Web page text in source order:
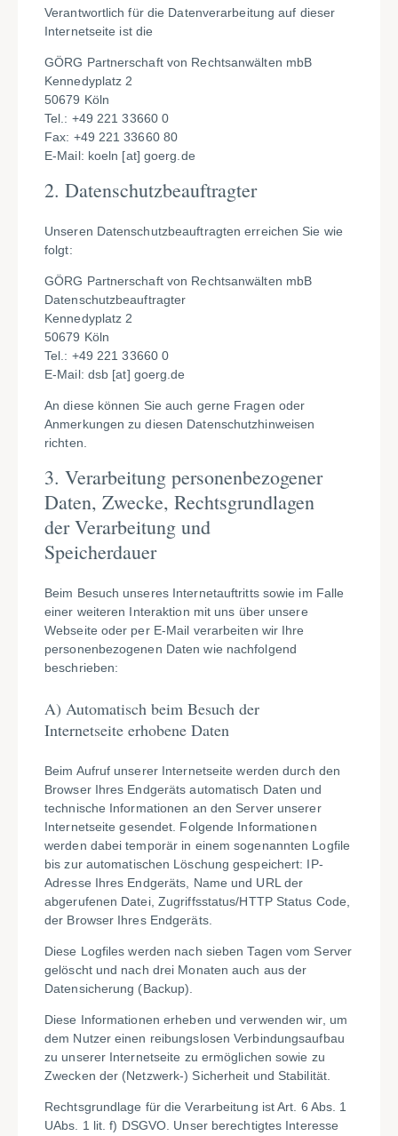
Verantwortlich für die Datenverarbeitung auf dieser
Internetseite ist die
GÖRG Partnerschaft von Rechtsanwälten mbB
Kennedyplatz 2
50679 Köln
Tel.: +49 221 33660 0
Fax: +49 221 33660 80
E-Mail: koeln [at] goerg.de
2. Datenschutzbeauftragter
Unseren Datenschutzbeauftragten erreichen Sie wie
folgt:
GÖRG Partnerschaft von Rechtsanwälten mbB
Datenschutzbeauftragter
Kennedyplatz 2
50679 Köln
Tel.: +49 221 33660 0
E-Mail: dsb [at] goerg.de
An diese können Sie auch gerne Fragen oder
Anmerkungen zu diesen Datenschutzhinweisen
richten.
3. Verarbeitung personenbezogener
Daten, Zwecke, Rechtsgrundlagen
der Verarbeitung und
Speicherdauer
Beim Besuch unseres Internetauftritts sowie im Falle
einer weiteren Interaktion mit uns über unsere
Webseite oder per E-Mail verarbeiten wir Ihre
personenbezogenen Daten wie nachfolgend
beschrieben:
A) Automatisch beim Besuch der
Internetseite erhobene Daten
Beim Aufruf unserer Internetseite werden durch den
Browser Ihres Endgeräts automatisch Daten und
technische Informationen an den Server unserer
Internetseite gesendet. Folgende Informationen
werden dabei temporär in einem sogenannten Logfile
bis zur automatischen Löschung gespeichert: IP-
Adresse Ihres Endgeräts, Name und URL der
abgerufenen Datei, Zugriffsstatus/HTTP Status Code,
der Browser Ihres Endgeräts.
Diese Logfiles werden nach sieben Tagen vom Server
gelöscht und nach drei Monaten auch aus der
Datensicherung (Backup).
Diese Informationen erheben und verwenden wir, um
dem Nutzer einen reibungslosen Verbindungsaufbau
zu unserer Internetseite zu ermöglichen sowie zu
Zwecken der (Netzwerk-) Sicherheit und Stabilität.
Rechtsgrundlage für die Verarbeitung ist Art. 6 Abs. 1
UAbs. 1 lit. f) DSGVO. Unser berechtigtes Interesse